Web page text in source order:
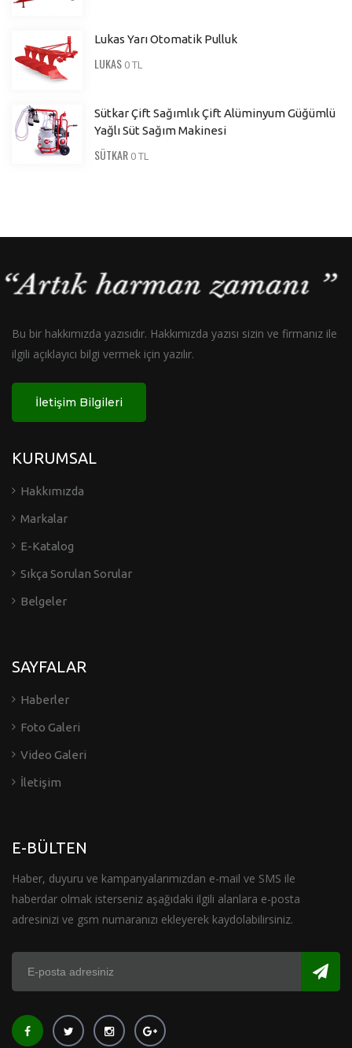
Lukas Yarı Otomatik Pulluk
LUKAS 0 TL
Sütkar Çift Sağımlık Çift Alüminyum Güğümlü
Yağlı Süt Sağım Makinesi
SÜTKAR 0 TL
Bu bir hakkımızda yazısıdır. Hakkımızda yazısı sizin ve firmanız ile
ilgili açıklayıcı bilgi vermek için yazılır.
İletişim Bilgileri
KURUMSAL
Hakkımızda
Markalar
E-Katalog
Sıkça Sorulan Sorular
Belgeler
SAYFALAR
Haberler
Foto Galeri
Video Galeri
İletişim
E-BÜLTEN
Haber, duyuru ve kampanyalarımızdan e-mail ve SMS ile
haberdar olmak isterseniz aşağıdaki ilgili alanlara e-posta
adresinizi ve gsm numaranızı ekleyerek kaydolabilirsiniz.